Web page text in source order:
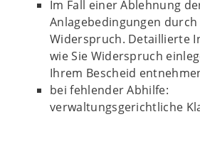
Im Fall einer Ablehnung
Anlagebedingungen durch
Widerspruch. Detaillierte
wie Sie Widerspruch
Ihrem Bescheid
bei fehlender Abhilfe:
verwaltungsgerichtliche